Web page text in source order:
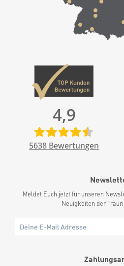
4,9
5638 Bewertungen
Meldet Euch jetzt für unseren
Neuigkeiten der